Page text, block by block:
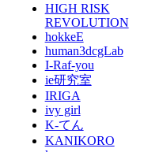
HIGH RISK
REVOLUTION
hokkeE
human3dcgLab
I-Raf-you
ie研究室
IRIGA
ivy girl
K-てん
KANIKORO